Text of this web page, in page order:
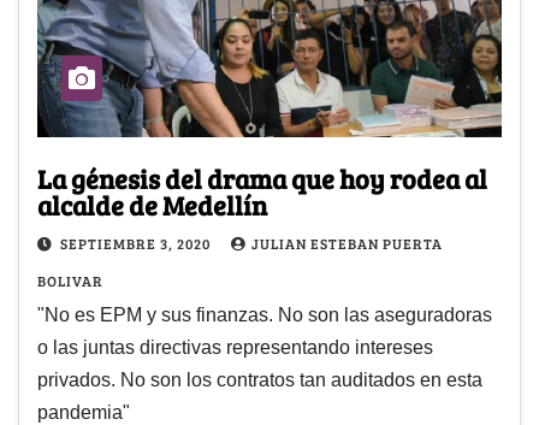
La génesis del drama que hoy rodea al
alcalde de Medellín
SEPTIEMBRE 3, 2020
JULIAN ESTEBAN PUERTA
BOLIVAR
"No es EPM y sus finanzas. No son las aseguradoras
o las juntas directivas representando intereses
privados. No son los contratos tan auditados en esta
pandemia"